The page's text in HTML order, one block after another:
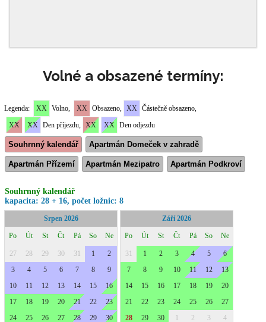
Volné a obsazené termíny: